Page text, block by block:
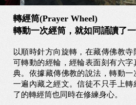
轉經筒(Prayer Wheel)
轉動一次經筒，就如同誦讀了
以順時針方向旋轉，在藏傳佛教
可轉動的經輪，經輪表面刻有六字
典。依據藏傳佛教的說法，轉動一
一遍內藏之經文。信徒不只手上轉
了的轉經筒也同時在修練身心。